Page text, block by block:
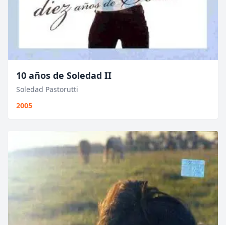
10 años de Soledad II
Soledad Pastorutti
2005